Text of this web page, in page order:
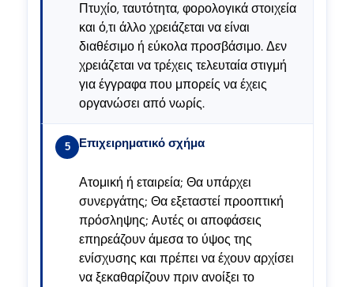
Πτυχίο, ταυτότητα, φορολογικά στοιχεία
και ό,τι άλλο χρειάζεται να είναι
διαθέσιμο ή εύκολα προσβάσιμο. Δεν
χρειάζεται να τρέχεις τελευταία στιγμή
για έγγραφα που μπορείς να έχεις
οργανώσει από νωρίς.
5 Επιχειρηματικό σχήμα
Ατομική ή εταιρεία; Θα υπάρχει
συνεργάτης; Θα εξεταστεί προοπτική
πρόσληψης; Αυτές οι αποφάσεις
επηρεάζουν άμεσα το ύψος της
ενίσχυσης και πρέπει να έχουν αρχίσει
να ξεκαθαρίζουν πριν ανοίξει το